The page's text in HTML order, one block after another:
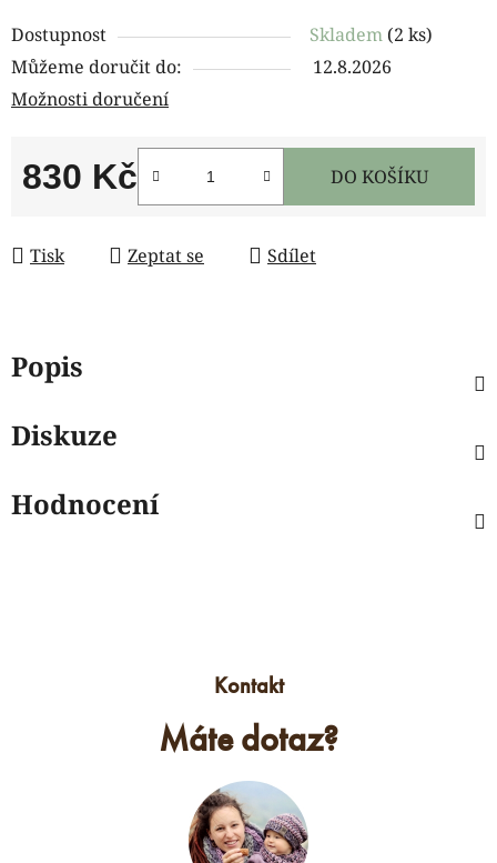
Dostupnost Skladem (2 ks)
Můžeme doručit do:
12.8.2026
Možnosti doručení
830 Kč DO KOŠÍKU
Tisk Zeptat se Sdílet
Popis
Diskuze
Hodnocení
Kontakt
Máte dotaz?